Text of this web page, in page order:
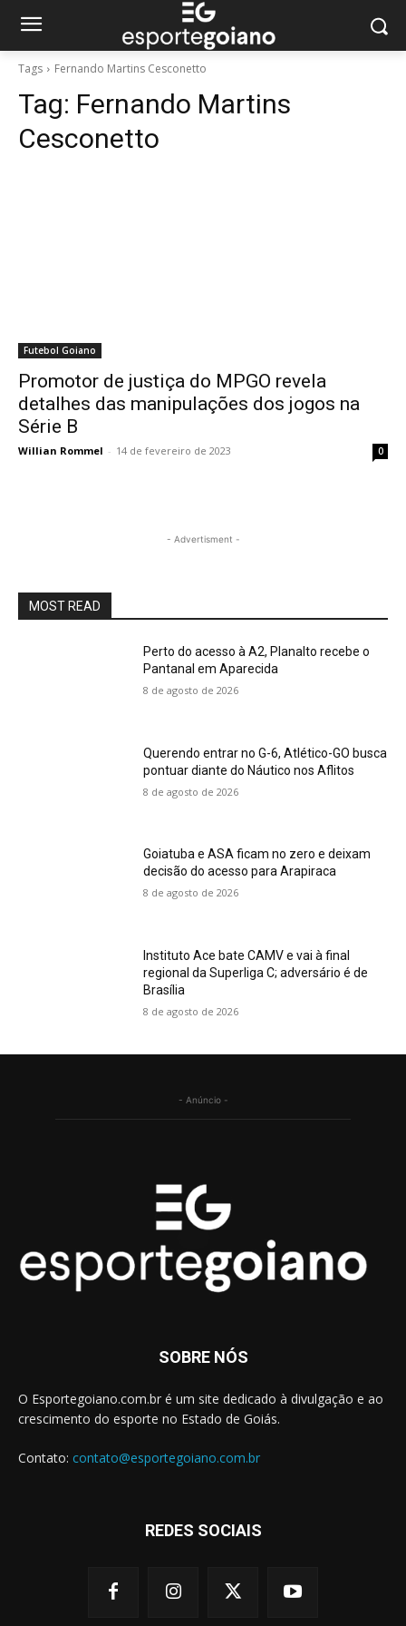
Tags Fernando Martins Cesconetto
Tag: Fernando Martins
Cesconetto
Futebol Goiano
Promotor de justiça do MPGO revela
detalhes das manipulações dos jogos na
Série B
Willian Rommel - 14 de fevereiro de 2023 0
- Advertisment -
MOST READ
Perto do acesso à A2, Planalto recebe o
Pantanal em Aparecida
8 de agosto de 2026
Querendo entrar no G-6, Atlético-GO busca
pontuar diante do Náutico nos Aflitos
8 de agosto de 2026
Goiatuba e ASA ficam no zero e deixam
decisão do acesso para Arapiraca
8 de agosto de 2026
Instituto Ace bate CAMV e vai à final
regional da Superliga C; adversário é de
Brasília
8 de agosto de 2026
- Anúncio -
SOBRE NÓS
O Esportegoiano.com.br é um site dedicado à divulgação e ao
crescimento do esporte no Estado de Goiás.
Contato: contato@esportegoiano.com.br
REDES SOCIAIS